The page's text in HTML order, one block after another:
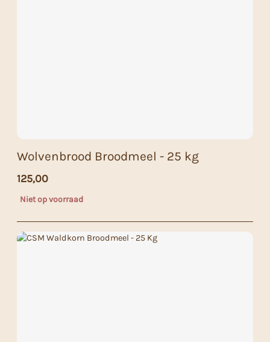
Wolvenbrood Broodmeel - 25 kg
125,00
Niet op voorraad